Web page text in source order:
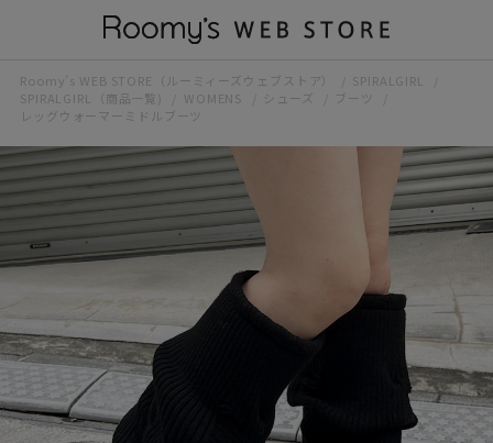
Roomy’s WEB STORE（ルーミィーズウェブストア）
SPIRALGIRL
SPIRALGIRL（商品一覧)
WOMENS シューズ
ブーツ
レッグウォーマーミドルブーツ